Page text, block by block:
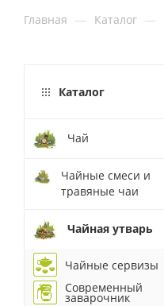
Главная — Каталог —
Каталог
Чай
Чайные смеси и
травяные чаи
Чайная утварь
Чайные сервизы
Современный
заварочник